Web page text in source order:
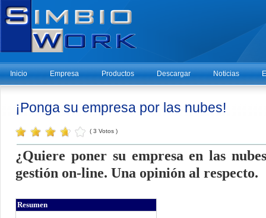
Inicio Empresa Productos Descargar Noticias
¡Ponga su empresa por las nubes!
( 3 Votos )
¿Quiere poner su empresa en las
gestión on-line. Una opinión al respecto.
Resumen